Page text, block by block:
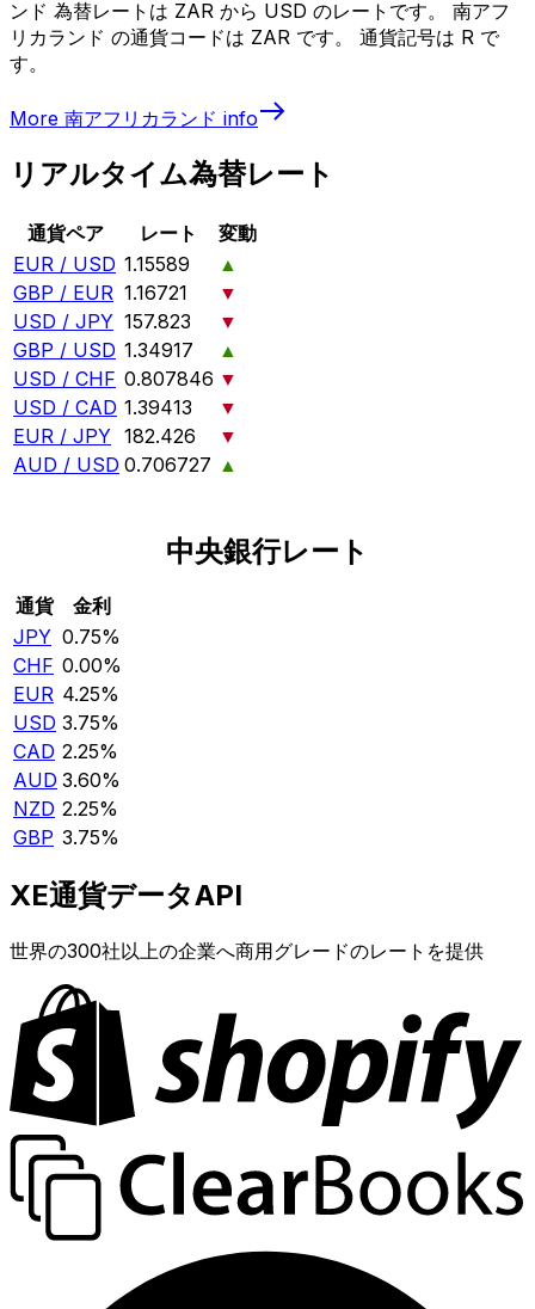
ンド 為替レートは ZAR から USD のレートです。 南アフ
リカランド の通貨コードは ZAR です。 通貨記号は R で
す。
More 南アフリカランド info
リアルタイム為替レート
通貨ペア レート
変動
EUR / USD 1.15589
▲
GBP / EUR 1.16721
▼
USD / JPY 157.823
▼
GBP / USD 1.34917
▲
USD / CHF 0.807846 ▼
USD / CAD 1.39413
▼
EUR / JPY 182.426
▼
AUD / USD 0.706727 ▲
中央銀行レート
通貨
金利
JPY 0.75%
CHF 0.00%
EUR 4.25%
USD 3.75%
CAD 2.25%
AUD 3.60%
NZD 2.25%
GBP 3.75%
XE通貨データAPI
世界の300社以上の企業へ商用グレードのレートを提供